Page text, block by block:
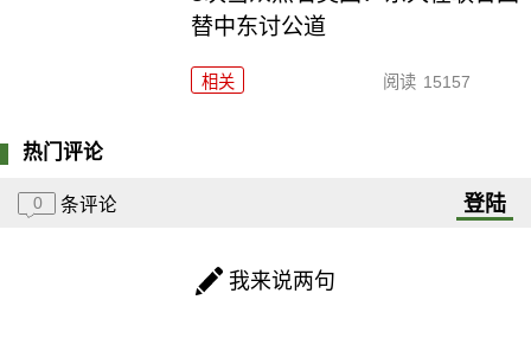
替中东讨公道
相关 阅读 15157
热门评论
0 条评论 登陆
我来说两句